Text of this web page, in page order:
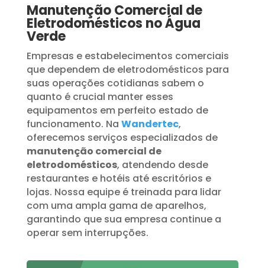
Manutenção Comercial de
Eletrodomésticos no Água
Verde
Empresas e estabelecimentos comerciais
que dependem de eletrodomésticos para
suas operações cotidianas sabem o
quanto é crucial manter esses
equipamentos em perfeito estado de
funcionamento. Na Wandertec,
oferecemos serviços especializados de
manutenção comercial de
eletrodomésticos, atendendo desde
restaurantes e hotéis até escritórios e
lojas. Nossa equipe é treinada para lidar
com uma ampla gama de aparelhos,
garantindo que sua empresa continue a
operar sem interrupções.